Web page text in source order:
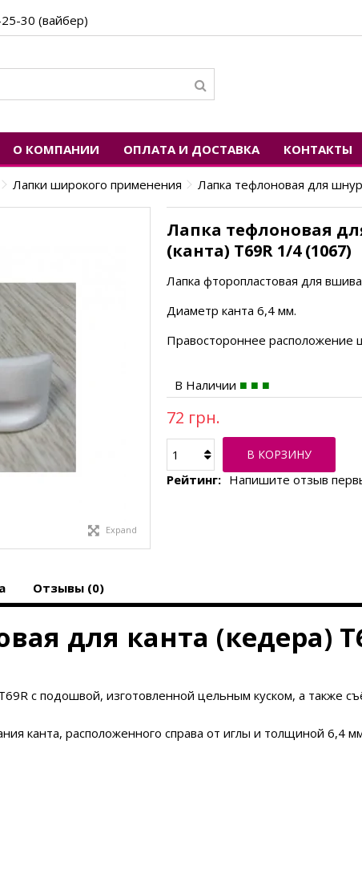
30 (вайбер)
О КОМПАНИИ ОПЛАТА И ДОСТАВКА КОНТАКТЫ
Лапки широкого применения Лапка тефлоновая для
Expand
Лапка тефлоновая
(канта) T69R 1/4 (1067)
Лапка фторопластовая для
Диаметр канта 6,4 мм.
Правостороннее расположение
В Наличии
72 грн.
В КОРЗИНУ
Рейтинг: Напишите отзыв
Отзывы (0)
для канта (кедера)
с подошвой, изготовленной цельным куском, а также
канта, расположенного справа от иглы и толщиной 6,4